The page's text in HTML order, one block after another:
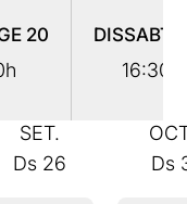
20 DISSABTE
16:30h
SET.
Ds 26
Ds